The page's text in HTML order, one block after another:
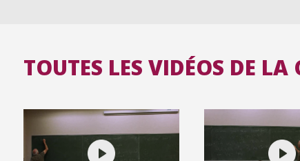
TOUTES LES VIDÉOS DE LA